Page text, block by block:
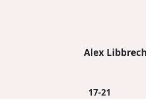
Alex
17-21